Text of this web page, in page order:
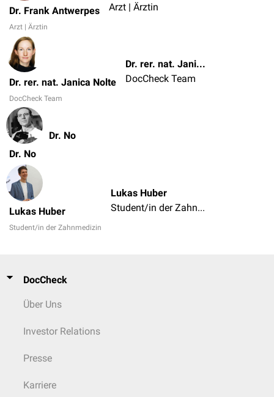
Dr. Frank Antwerpes
Arzt | Ärztin
Arzt | Ärztin
Dr. rer. nat. Janica Nolte
DocCheck Team
Dr. rer. nat. Janica Nolte
DocCheck Team
Dr. No
Dr. No
Lukas Huber
Student/in der Zahnmedizin
Lukas Huber
Student/in der Zahnmedizin
DocCheck
Über Uns
Investor Relations
Presse
Karriere